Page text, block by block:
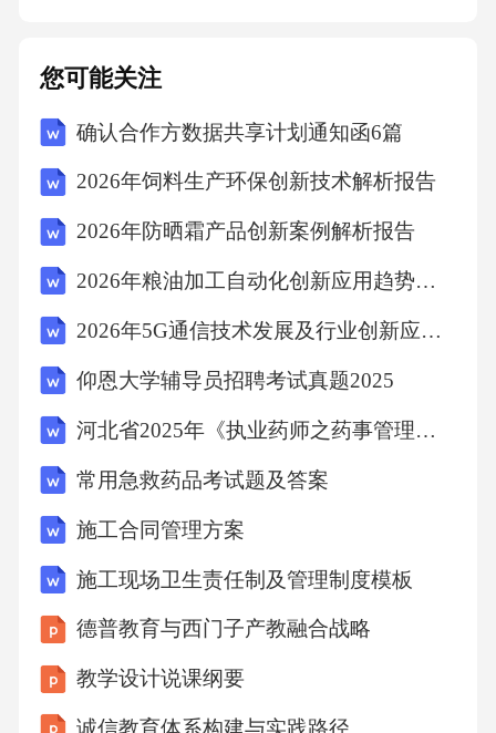
女性客户，假设女性客户数量预计增长25%，男
性客户数量保持不变，则2026年各性别的预计
客户数量分别是多少？2.题目长沙市2024年各月
|-||1月|2.5||2月|3.0||3月|2.8||4月|3.2||5月|3.5||6月|3.
8||7月|3.6||8月|3.4||9月|3.7||10月|4.0||11月|4.2||12
月|4.5|根据以上数据，回答以下问题：（1）计
算2024年各季度的平均逾期率；（2）若2025年
月份的预计逾期率分别是多少？3.题目招商银行
长沙分行2025年手机银行APP用户地域分布数据
如下：|地域|用户数量（万人）|||--||市中心|500||
郊区|300||高新区|400||产业园|200|根据以上数
据，回答以下问题：（1）计算各地域的用户占
比；（2）若2025年预计各地域的用户数量分别
增长10%、8%、12%、6%，则2025年各地域的
预计用户数量分别是多少？答案与解析一、数
您可能关注
确认合作方数据共享计划通知函6篇
2026年饲料生产环保创新技术解析报告
2026年防晒霜产品创新案例解析报告
2026年粮油加工自动化创新应用趋势报告
2026年5G通信技术发展及行业创新应用展望报告
仰恩大学辅导员招聘考试真题2025
河北省2025年《执业药师之药事管理与法规》资格考试题库及答案
常用急救药品考试题及答案
施工合同管理方案
施工现场卫生责任制及管理制度模板
德普教育与西门子产教融合战略
教学设计说课纲要
诚信教育体系构建与实践路径